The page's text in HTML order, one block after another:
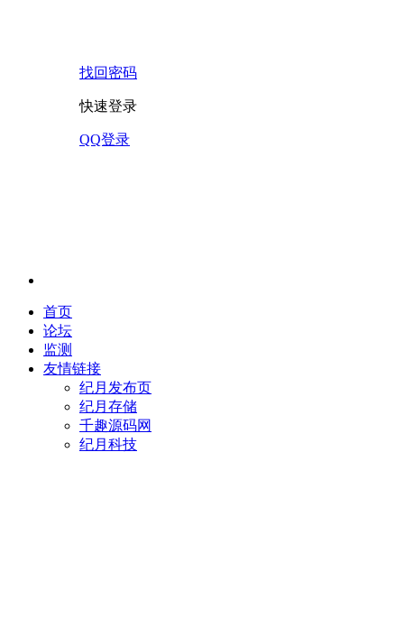
找回密码
快速登录
QQ登录
首页
论坛
监测
友情链接
纪月发布页
纪月存储
千趣源码网
纪月科技